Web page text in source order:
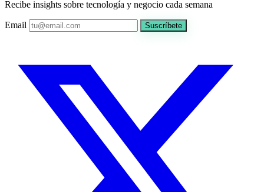
Recibe insights sobre tecnología y negocio cada semana
Email Suscríbete